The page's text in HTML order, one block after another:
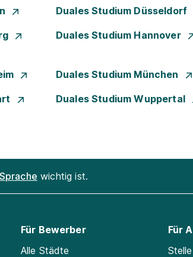
Duales Studium Düsseldorf
Duales Studium Hannover
Duales Studium München
Duales Studium Wuppertal
wichtig ist.
Für Bewerber
Alle Städte
Für